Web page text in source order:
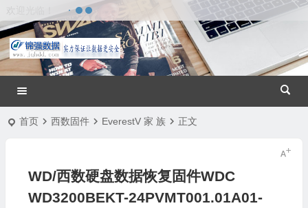
首页 西数固件 EverestV 家 族 正文
WD/西数硬盘数据恢复固件WDC
WD3200BEKT-24PVMT001.01A01-